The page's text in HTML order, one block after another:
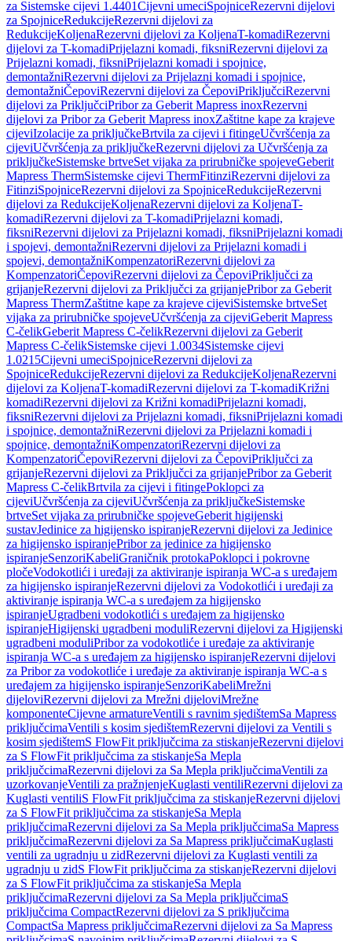
za Sistemske cijevi 1.4401Cijevni umeciSpojniceRezervni dijelovi
za SpojniceRedukcijeRezervni dijelovi za
RedukcijeKoljenaRezervni dijelovi za KoljenaT-komadiRezervni
dijelovi za T-komadiPrijelazni komadi, fiksniRezervni dijelovi za
Prijelazni komadi, fiksniPrijelazni komadi i spojnice,
demontažniRezervni dijelovi za Prijelazni komadi i spojnice,
demontažniČepoviRezervni dijelovi za ČepoviPriključciRezervni
dijelovi za PriključciPribor za Geberit Mapress inoxRezervni
dijelovi za Pribor za Geberit Mapress inoxZaštitne kape za krajeve
cijeviIzolacije za priključkeBrtvila za cijevi i fitingeUčvršćenja za
cijeviUčvršćenja za priključkeRezervni dijelovi za Učvršćenja za
priključkeSistemske brtveSet vijaka za prirubničke spojeveGeberit
Mapress ThermSistemske cijevi ThermFitinziRezervni dijelovi za
FitinziSpojniceRezervni dijelovi za SpojniceRedukcijeRezervni
dijelovi za RedukcijeKoljenaRezervni dijelovi za KoljenaT-
komadiRezervni dijelovi za T-komadiPrijelazni komadi,
fiksniRezervni dijelovi za Prijelazni komadi, fiksniPrijelazni komadi
i spojevi, demontažniRezervni dijelovi za Prijelazni komadi i
spojevi, demontažniKompenzatoriRezervni dijelovi za
KompenzatoriČepoviRezervni dijelovi za ČepoviPriključci za
grijanjeRezervni dijelovi za Priključci za grijanjePribor za Geberit
Mapress ThermZaštitne kape za krajeve cijeviSistemske brtveSet
vijaka za prirubničke spojeveUčvršćenja za cijeviGeberit Mapress
C-čelikGeberit Mapress C-čelikRezervni dijelovi za Geberit
Mapress C-čelikSistemske cijevi 1.0034Sistemske cijevi
1.0215Cijevni umeciSpojniceRezervni dijelovi za
SpojniceRedukcijeRezervni dijelovi za RedukcijeKoljenaRezervni
dijelovi za KoljenaT-komadiRezervni dijelovi za T-komadiKrižni
komadiRezervni dijelovi za Križni komadiPrijelazni komadi,
fiksniRezervni dijelovi za Prijelazni komadi, fiksniPrijelazni komadi
i spojnice, demontažniRezervni dijelovi za Prijelazni komadi i
spojnice, demontažniKompenzatoriRezervni dijelovi za
KompenzatoriČepoviRezervni dijelovi za ČepoviPriključci za
grijanjeRezervni dijelovi za Priključci za grijanjePribor za Geberit
Mapress C-čelikBrtvila za cijevi i fitingePoklopci za
cijeviUčvršćenja za cijeviUčvršćenja za priključkeSistemske
brtveSet vijaka za prirubničke spojeveGeberit higijenski
sustavJedinice za higijensko ispiranjeRezervni dijelovi za Jedinice
za higijensko ispiranjePribor za jedinice za higijensko
ispiranjeSenzoriKabeliGraničnik protokaPoklopci i pokrovne
pločeVodokotlići i uređaji za aktiviranje ispiranja WC-a s uređajem
za higijensko ispiranjeRezervni dijelovi za Vodokotlići i uređaji za
aktiviranje ispiranja WC-a s uređajem za higijensko
ispiranjeUgradbeni vodokotlići s uređajem za higijensko
ispiranjeHigijenski ugradbeni moduliRezervni dijelovi za Higijenski
ugradbeni moduliPribor za vodokotliće i uređaje za aktiviranje
ispiranja WC-a s uređajem za higijensko ispiranjeRezervni dijelovi
za Pribor za vodokotliće i uređaje za aktiviranje ispiranja WC-a s
uređajem za higijensko ispiranjeSenzoriKabeliMrežni
dijeloviRezervni dijelovi za Mrežni dijeloviMrežne
komponenteCijevne armatureVentili s ravnim sjedištemSa Mapress
priključcimaVentili s kosim sjedištemRezervni dijelovi za Ventili s
kosim sjedištemS FlowFit priključcima za stiskanjeRezervni dijelovi
za S FlowFit priključcima za stiskanjeSa Mepla
priključcimaRezervni dijelovi za Sa Mepla priključcimaVentili za
uzorkovanjeVentili za pražnjenjeKuglasti ventiliRezervni dijelovi za
Kuglasti ventiliS FlowFit priključcima za stiskanjeRezervni dijelovi
za S FlowFit priključcima za stiskanjeSa Mepla
priključcimaRezervni dijelovi za Sa Mepla priključcimaSa Mapress
priključcimaRezervni dijelovi za Sa Mapress priključcimaKuglasti
ventili za ugradnju u zidRezervni dijelovi za Kuglasti ventili za
ugradnju u zidS FlowFit priključcima za stiskanjeRezervni dijelovi
za S FlowFit priključcima za stiskanjeSa Mepla
priključcimaRezervni dijelovi za Sa Mepla priključcimaS
priključcima CompactRezervni dijelovi za S priključcima
CompactSa Mapress priključcimaRezervni dijelovi za Sa Mapress